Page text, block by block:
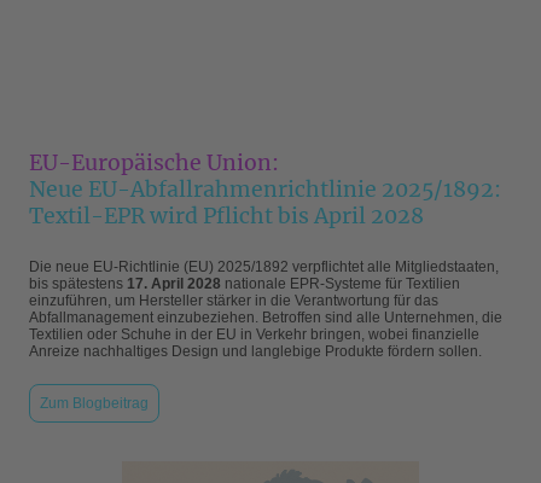
EU-Europäische Union:
Neue EU-Abfallrahmenrichtlinie 2025/1892:
Textil-EPR wird Pflicht bis April 2028
Die neue EU-Richtlinie (EU) 2025/1892 verpflichtet alle Mitgliedstaaten,
bis spätestens 17. April 2028 nationale EPR-Systeme für Textilien
einzuführen, um Hersteller stärker in die Verantwortung für das
Abfallmanagement einzubeziehen. Betroffen sind alle Unternehmen, die
Textilien oder Schuhe in der EU in Verkehr bringen, wobei finanzielle
Anreize nachhaltiges Design und langlebige Produkte fördern sollen.
Zum Blogbeitrag